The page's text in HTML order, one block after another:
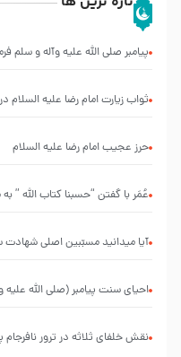
پیامبر صلی الله علیه وآله و سلم
ثواب زیارت امام رضا علیه
حرز عجیب امام رضا علیه السلام
عُمَر با گفتن “حسبنا كتاب اللّه ”
آیا میدانید مسبّبین اصلی شهادت
احیای سنت پیامبر (صلی الله علیه
نقش خلفای ثلاثه در ترور نافرجام